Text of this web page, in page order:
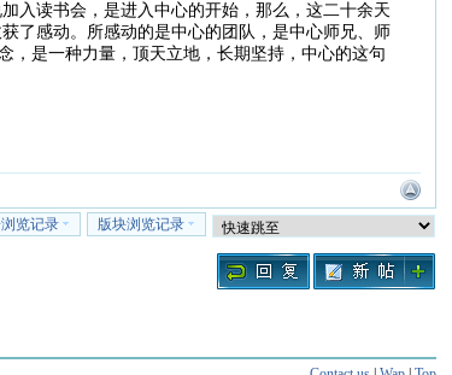
入读书会，是进入中心的开始，那么，这二十余天
了感动。所感动的是中心的团队，是中心师兄、师
，是一种力量，顶天立地，长期坚持，中心的这句
览记录 版块浏览记录